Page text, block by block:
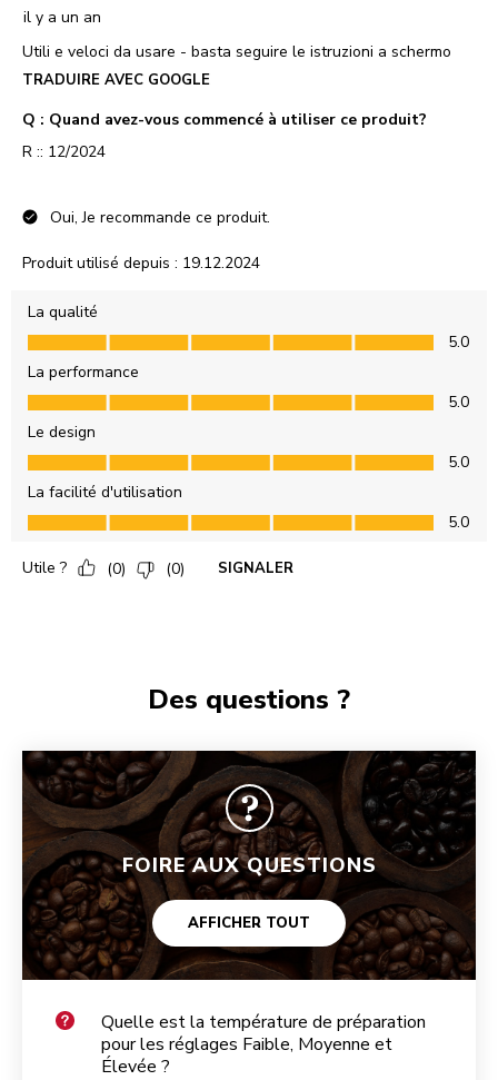
Des questions ?
FOIRE AUX QUESTIONS
AFFICHER TOUT
Quelle est la température de préparation
pour les réglages Faible, Moyenne et
Élevée ?